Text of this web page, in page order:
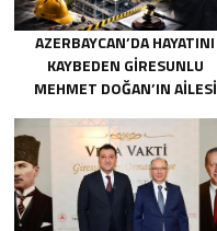
AZERBAYCAN’DA HAYATINI
KAYBEDEN GIRESUNLU
MEHMET DOĞAN’IN AILESI